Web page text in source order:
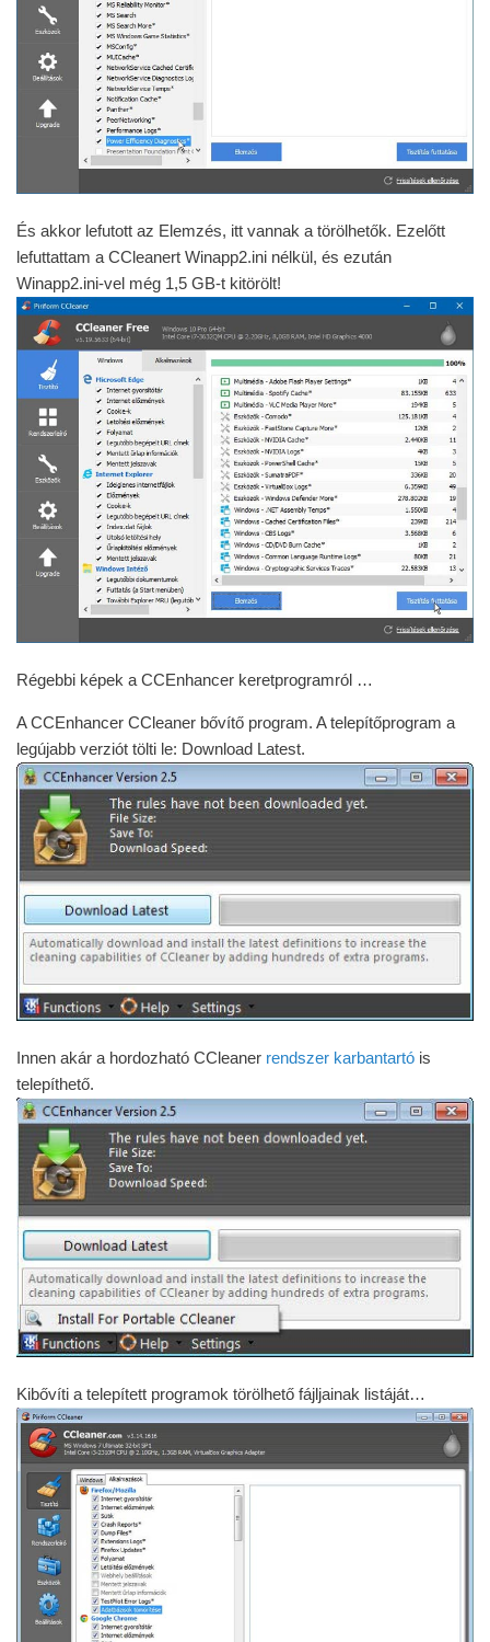
És akkor lefutott az Elemzés, itt vannak a törölhetők. Ezelőtt
lefuttattam a CCleanert Winapp2.ini nélkül, és ezután
Winapp2.ini-vel még 1,5 GB-t kitörölt!
Régebbi képek a CCEnhancer keretprogramról …
A CCEnhancer CCleaner bővítő program. A telepítőprogram a
legújabb verziót tölti le: Download Latest.
Innen akár a hordozható CCleaner rendszer karbantartó is
telepíthető.
Kibővíti a telepített programok törölhető fájljainak listáját…